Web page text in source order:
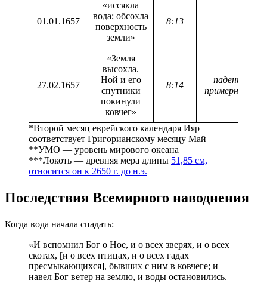
01.01.1657
«иссякла
вода; обсохла
поверхность
земли»
8:13
27.02.1657
«Земля
высохла.
Ной и его
спутники
покинули
ковчег»
8:14
падение
примерно на
*Второй месяц еврейского календаря Ияр
соответствует Григорианскому месяцу Май
**УМО — уровень мирового океана
***Локоть — древняя мера длины 51,85 см,
относится он к 2650 г. до н.э.
Последствия Всемирного наводнения
Когда вода начала спадать:
«И вспомнил Бог о Ное, и о всех зверях, и о всех
скотах, [и о всех птицах, и о всех гадах
пресмыкающихся], бывших с ним в ковчеге; и
навел Бог ветер на землю, и воды остановились.